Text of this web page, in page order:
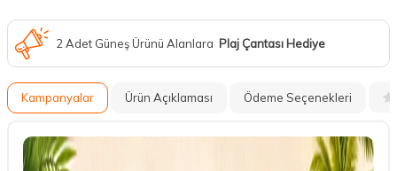
2 Adet Güneş Ürünü Alanlara Plaj Çantası Hediye
Kampanyalar Ürün Açıklaması Ödeme Seçenekleri